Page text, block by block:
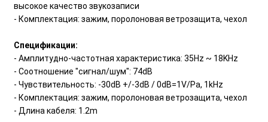
высокое качество звукозаписи
- Комплектация: зажим, поролоновая ветрозащита, чехол
Спецификации:
- Амплитудно-частотная характеристика: 35Hz ~ 18KHz
- Соотношение "сигнал/шум": 74dB
- Чувствительность: -30dB +/-3dB / 0dB=1V/Pa, 1kHz
- Комплектация: зажим, поролоновая ветрозащита, чехол
- Длина кабеля: 1.2m